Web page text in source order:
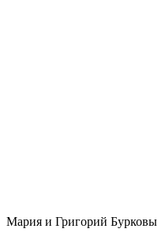
Мария и Григорий Бурковы